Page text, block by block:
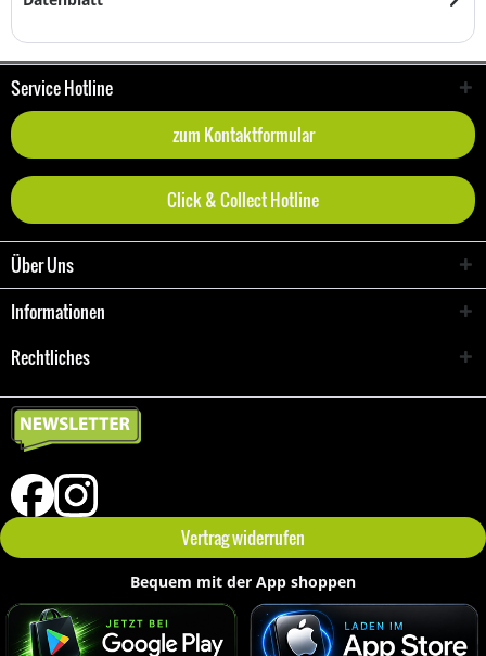
Service Hotline
zum Kontaktformular
Click & Collect Hotline
Über Uns
Informationen
Rechtliches
Vertrag widerrufen
Bequem mit der App shoppen